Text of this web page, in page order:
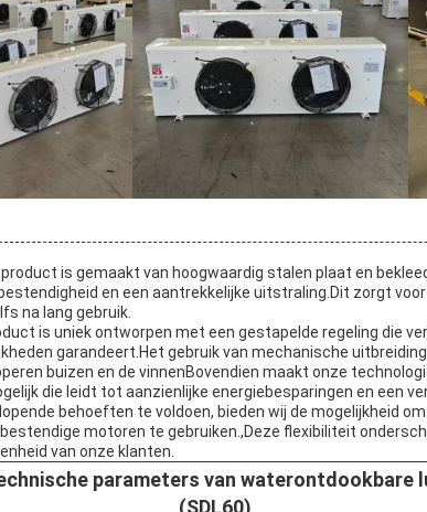
product is gemaakt van hoogwaardig stalen plaat en
en een aantrekkelijke uitstraling.Dit zorgt
na lang gebruik.
is uniek ontworpen met een gestapelde regeling die
garandeert.Het gebruik van mechanische
buizen en de vinnenBovendien maakt onze
die leidt tot aanzienlijke energiebesparingen en een
behoeften te voldoen, bieden wij de mogelijkheid
motoren te gebruiken.,Deze flexibiliteit
van onze klanten.
parameters van waterontdookbare
(SDL60)